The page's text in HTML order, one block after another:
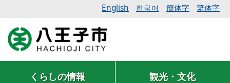
English 한국어 簡体字 繁体字
くらしの情報 観光・文化